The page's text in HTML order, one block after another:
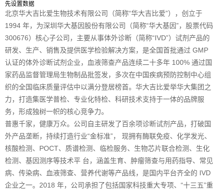
先设置数据
北京华大吉比爱生物技术有限公司（简称“华大吉比爱”），创立于
1994 年，为深圳华大基因股份有限公司（简称“华大基因”，股票代码
300676）核心子公司，主要从事体外诊断（简称“IVD”）试剂产品的
研发、生产、销售及提供医学检验解决方案，是全国首批通过 GMP
认证的体外诊断试剂企业，血液筛查产品连续二十多年 100% 通过国
家药品监督管理局生物制品批签发，多次在中国疾病预防控制中心组
织的全国临床质量评估中以满分登居榜首。华大吉比爱举华大集团之
力，打造集医学普检、专业化特检、科研技术支持于一体的品牌服
务，形成独树一帜的核心竞争力。
普惠千家，健康万众。公司自主研发了百余项诊断试剂产品，打破国
外产品垄断，持续打造行业“金标准”， 现拥有酶联免疫、化学发光、
核酸检测、POCT、质谱检测、临检服务、生物芯片联合检测、生化
检测、基因测序等技术平 台，涵盖生育、肿瘤筛查与用药指导、常见
病、传染病、血液筛查、营养代谢等产品线，是国内平台齐全的 IVD
企业之一。2018 年，公司承担了包括国家科技重大专项、“十三五”重